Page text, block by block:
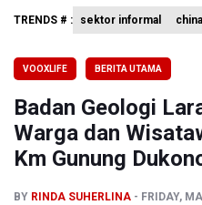
Tim Sepatu Roda
Basarnas Akhiri
Timnas Voli Putri
TRENDS # : sektor informal
VOOXLIFE BERITA UTAMA
Badan Geologi
Warga dan
Km Gunung
BY RINDA SUHERLINA FRIDAY,